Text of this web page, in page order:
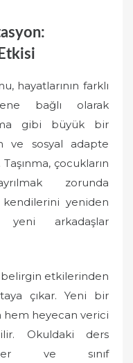
hayatlarının farklı
bağlı olarak
gibi büyük bir
ve sosyal adapte
çocukların
zorunda
yeniden
yeni arkadaşlar
belirgin etkilerinden
çıkar. Yeni bir
hem heyecan verici
Okuldaki ders
ve sınıf